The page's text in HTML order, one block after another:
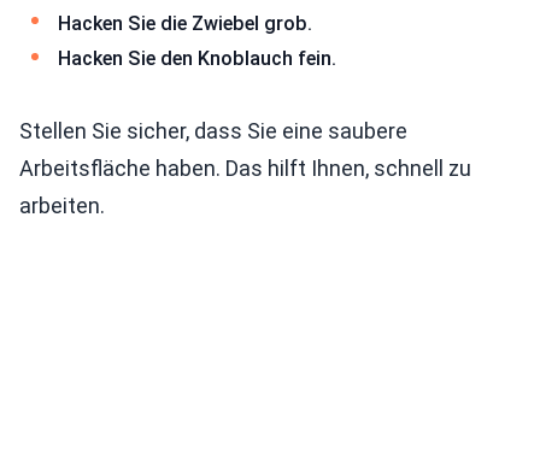
Hacken Sie die Zwiebel grob.
Hacken Sie den Knoblauch fein.
Stellen Sie sicher, dass Sie eine saubere
Arbeitsfläche haben. Das hilft Ihnen, schnell zu
arbeiten.